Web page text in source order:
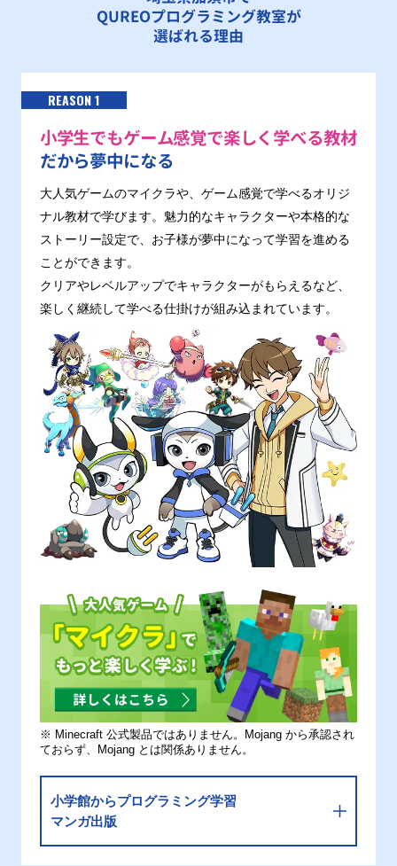
QUREOプログラミング教室が
選ばれる理由
REASON 1
小学生でもゲーム感覚で楽しく学べる教材
だから夢中になる
大人気ゲームのマイクラや、ゲーム感覚で学べるオリジ
ナル教材で学びます。魅力的なキャラクターや本格的な
ストーリー設定で、お子様が夢中になって学習を進める
ことができます。
クリアやレベルアップでキャラクターがもらえるなど、
楽しく継続して学べる仕掛けが組み込まれています。
※ Minecraft 公式製品ではありません。Mojang から承認され
ておらず、Mojang とは関係ありません。
小学館からプログラミング学習
マンガ出版